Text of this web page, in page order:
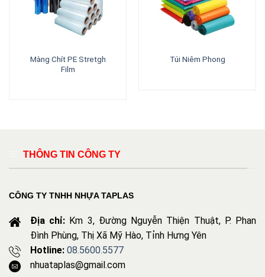
Màng Chít PE Stretgh
Film
Túi Niêm Phong
THÔNG TIN CÔNG TY
CÔNG TY TNHH NHỰA TAPLAS
Địa chỉ: Km 3, Đường Nguyễn Thiện Thuật, P. Phan
Đình Phùng, Thị Xã Mỹ Hào, Tỉnh Hưng Yên
Hotline: 08.5600.5577
nhuataplas@gmail.com